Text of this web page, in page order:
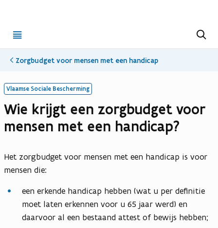
menu
Zorgbudget voor mensen met een handicap
Vlaamse Sociale Bescherming
Wie krijgt een zorgbudget voor
mensen met een handicap?
Het zorgbudget voor mensen met een handicap is voor
mensen die:
een erkende handicap hebben (wat u per definitie
moet laten erkennen voor u 65 jaar werd) en
daarvoor al een bestaand attest of bewijs hebben;